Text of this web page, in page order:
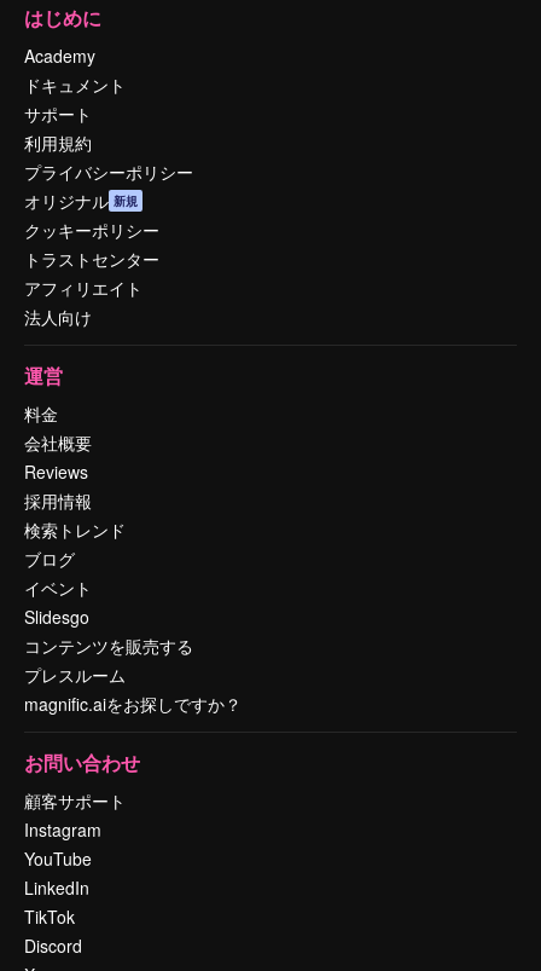
はじめに
Academy
ドキュメント
サポート
利用規約
プライバシーポリシー
オリジナル 新規
クッキーポリシー
トラストセンター
アフィリエイト
法人向け
運営
料金
会社概要
Reviews
採用情報
検索トレンド
ブログ
イベント
Slidesgo
コンテンツを販売する
プレスルーム
magnific.aiをお探しですか？
お問い合わせ
顧客サポート
Instagram
YouTube
LinkedIn
TikTok
Discord